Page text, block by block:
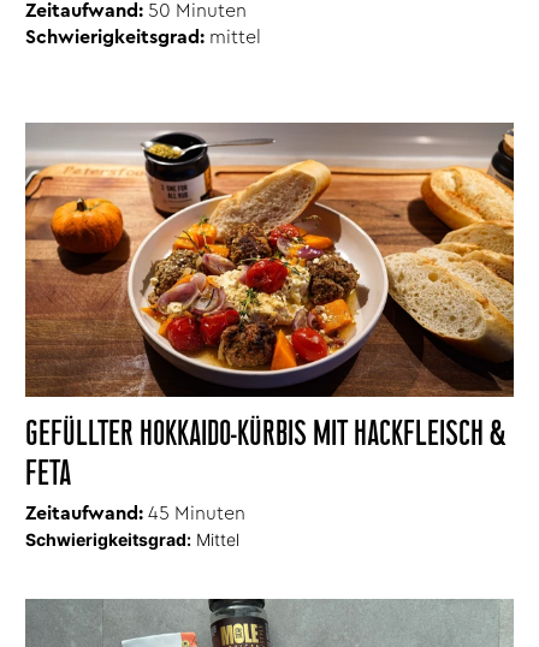
Zeitaufwand: 50 Minuten
Schwierigkeitsgrad: mittel
GEFÜLLTER HOKKAIDO-KÜRBIS MIT HACKFLEISCH &
FETA
Zeitaufwand: 45 Minuten
Schwierigkeitsgrad: Mittel